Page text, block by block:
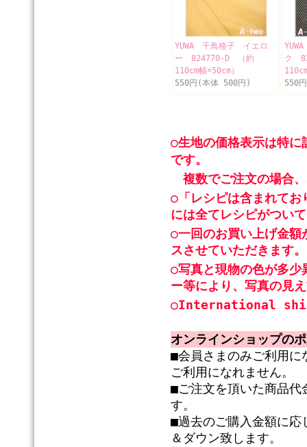
YUWA 千鳥格子 イエロ
ー 824770-D （約
110cm幅×50cm）
550円(本体 500円)
ク
550
○生地の価格表示は特に
です。
複数でご注文の場合
○「レシピは含まれてお
には全てレシピがつい
○一回のお買い上げ金
スさせていただきます。
○写真と現物の色が多少
ー等により、写真の見
○International
オンラインショップの
■会員さまのみご利用に
ご利用になれません。
■ご注文を頂いた商品代
す。
■過去のご購入金額に応
＆ダウン致します。